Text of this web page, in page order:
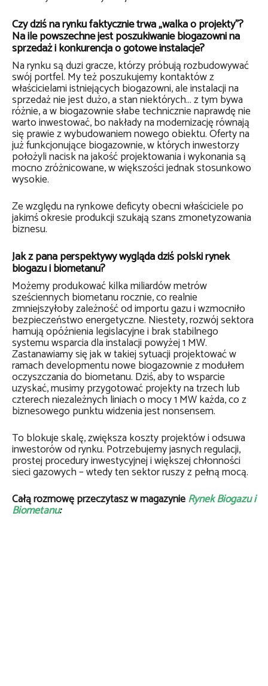
Czy dziś na rynku faktycznie trwa „walka o projekty”?
Na ile powszechne jest poszukiwanie biogazowni na
sprzedaż i konkurencja o gotowe instalacje?
Na rynku są duzi gracze, którzy próbują rozbudowywać
swój portfel. My też poszukujemy kontaktów z
właścicielami istniejących biogazowni, ale instalacji na
sprzedaż nie jest dużo, a stan niektórych… z tym bywa
różnie, a w biogazownie słabe technicznie naprawdę nie
warto inwestować, bo nakłady na modernizację równają
się prawie z wybudowaniem nowego obiektu. Oferty na
już funkcjonujące biogazownie, w których inwestorzy
położyli nacisk na jakość projektowania i wykonania są
mocno zróżnicowane, w większości jednak stosunkowo
wysokie.
Ze względu na rynkowe deficyty obecni właściciele po
jakimś okresie produkcji szukają szans zmonetyzowania
biznesu.
Jak z pana perspektywy wygląda dziś polski rynek
biogazu i biometanu?
Możemy produkować kilka miliardów metrów
sześciennych biometanu rocznie, co realnie
zmniejszyłoby zależność od importu gazu i wzmocniło
bezpieczeństwo energetyczne. Niestety, rozwój sektora
hamują opóźnienia legislacyjne i brak stabilnego
systemu wsparcia dla instalacji powyżej 1 MW.
Zastanawiamy się jak w takiej sytuacji projektować w
ramach developmentu nowe biogazownie z modułem
oczyszczania do biometanu. Dziś, aby to wsparcie
uzyskać, musimy przygotować projekty na trzech lub
czterech niezależnych liniach o mocy 1 MW każda, co z
biznesowego punktu widzenia jest nonsensem.
To blokuje skalę, zwiększa koszty projektów i odsuwa
inwestorów od rynku. Potrzebujemy jasnych regulacji,
prostej procedury inwestycyjnej i większej chłonności
sieci gazowych – wtedy ten sektor ruszy z pełną mocą.
Całą rozmowę przeczytasz w magazynieRynek Biogazu i
Biometanu: